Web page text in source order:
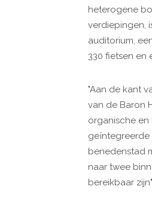
heterogene
verdiepingen,
auditorium,
330 fietsen en
"Aan de kant
van de Baron
organische
benedenstad
naar twee
bereikbaar